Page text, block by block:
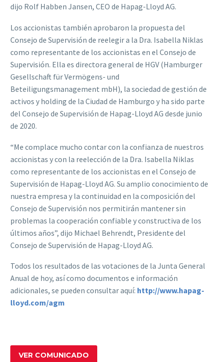
dijo Rolf Habben Jansen, CEO de Hapag-Lloyd AG.
Los accionistas también aprobaron la propuesta del
Consejo de Supervisión de reelegir a la Dra. Isabella Niklas
como representante de los accionistas en el Consejo de
Supervisión. Ella es directora general de HGV (Hamburger
Gesellschaft für Vermögens- und
Beteiligungsmanagement mbH), la sociedad de gestión de
activos y holding de la Ciudad de Hamburgo y ha sido parte
del Consejo de Supervisión de Hapag-Lloyd AG desde junio
de 2020.
“Me complace mucho contar con la confianza de nuestros
accionistas y con la reelección de la Dra. Isabella Niklas
como representante de los accionistas en el Consejo de
Supervisión de Hapag-Lloyd AG. Su amplio conocimiento de
nuestra empresa y la continuidad en la composición del
Consejo de Supervisión nos permitirán mantener sin
problemas la cooperación confiable y constructiva de los
últimos años”, dijo Michael Behrendt, Presidente del
Consejo de Supervisión de Hapag-Lloyd AG.
Todos los resultados de las votaciones de la Junta General
Anual de hoy, así como documentos e información
adicionales, se pueden consultar aquí: http://www.hapag-
lloyd.com/agm
VER COMUNICADO